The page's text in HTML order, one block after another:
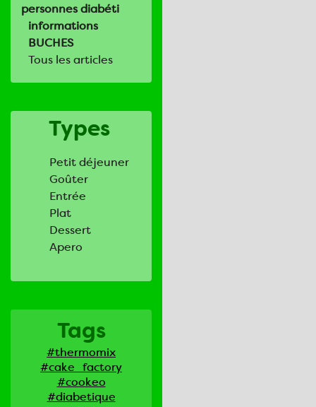
personnes diabéti
informations
BUCHES
Tous les articles
Types
Petit déjeuner
Goûter
Entrée
Plat
Dessert
Apero
Tags
#thermomix
#cake_factory
#cookeo
#diabetique